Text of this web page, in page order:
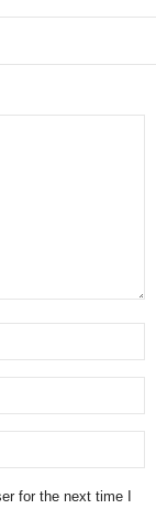
for the next time I